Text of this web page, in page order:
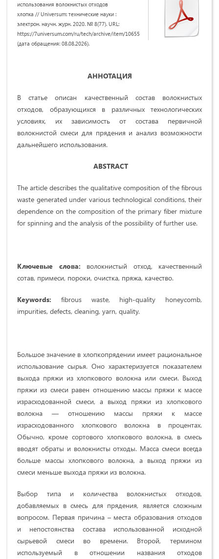
использования волокнистых отходов
хлопка // Universum: технические науки :
электрон. научн. журн. 2020. № 8(77). URL:
https://7universum.com/ru/tech/archive/item/10655
(дата обращения: 08.08.2026).
АННОТАЦИЯ
В статье описан качественный состав волокнистых
отходов, образующихся в различных технологических
условиях, их зависимость от состава первичной
волокнистой смеси для прядения и анализ возможности
дальнейшего использования.
ABSTRACT
The article describes the qualitative composition of the fibrous
waste generated under various technological conditions, their
dependence on the composition of the primary fiber mixture
for spinning and the analysis of the possibility of further use.
Ключевые слова: волокнистый отход, качественный
сотав, примеси, пороки, очистка, пряжа, качество.
Keywords: fibrous waste, high-quality honeycomb,
impurities, defects, cleaning, yarn, quality.
Большое значение в хлопкопрядении имеет рациональное
ис­пользование сырья. Оно характеризуется показателем
выхода пря­жи из хлопкового волокна или смеси. Выход
пряжи из смеси равен отношению массы пряжи к массе
израсходованной смеси, а выход пряжи из хлопкового
волокна — отношению массы пряжи к массе
израсходованного хлопкового волокна в процентах.
Обычно, кроме сортового хлопкового волокна, в смесь
вводят обраты и волокнисты отходы. Масса смеси всегда
больше массы хлопкового волокна, а выход пряжи из
смеси меньше выхода пряжи из волокна.
Выбор типа и количества волокнистых отходов,
добавляемых в смесь для прядения, является сложным
вопросом. Первая причина – места образования отходов
и непостоянства состава использованной исходной
сырьевой смеси во времени. Второй, термином
используемый в отношении названия отходов